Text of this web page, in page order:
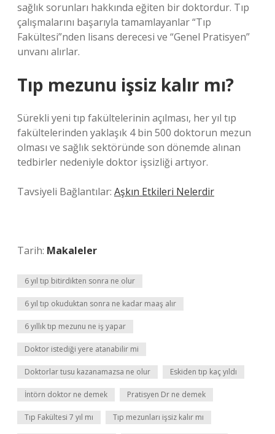
sağlık sorunları hakkında eğiten bir doktordur. Tıp
çalışmalarını başarıyla tamamlayanlar “Tıp
Fakültesi”nden lisans derecesi ve “Genel Pratisyen”
unvanı alırlar.
Tıp mezunu işsiz kalır mı?
Sürekli yeni tıp fakültelerinin açılması, her yıl tıp
fakültelerinden yaklaşık 4 bin 500 doktorun mezun
olması ve sağlık sektöründe son dönemde alınan
tedbirler nedeniyle doktor işsizliği artıyor.
Tavsiyeli Bağlantılar: Aşkın Etkileri Nelerdir
Tarih: Makaleler
6 yıl tıp bitirdikten sonra ne olur
6 yıl tıp okuduktan sonra ne kadar maaş alır
6 yıllık tıp mezunu ne iş yapar
Doktor istediği yere atanabilir mi
Doktorlar tusu kazanamazsa ne olur Eskiden tıp kaç yıldı
İntörn doktor ne demek Pratisyen Dr ne demek
Tıp Fakültesi 7 yıl mı Tıp mezunları işsiz kalır mı